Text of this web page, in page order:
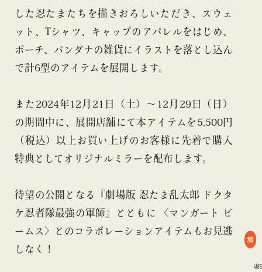
した忍たまたちを描きおろしいただき、スウェ
ット、Tシャツ、キャップのアパレルをはじめ、
ポーチ、バンダナの雑貨にイラストを落とし込ん
で計6型のアイテムを展開します。
また2024年12月21日（土）〜12月29日（日）
の期間中に、展開店舗にて本アイテムを5,500円
（税込）以上お買い上げのお客様に先着で購入
特典としてオリジナルミラーを配布します。
待望の公開となる『劇場版 忍たま乱太郎 ドクタ
ケ忍者隊最強の軍師』とともに 〈マンガート ビ
ームス〉とのコラボレーションアイテムもお見逃
しなく！
着
#BEAMS